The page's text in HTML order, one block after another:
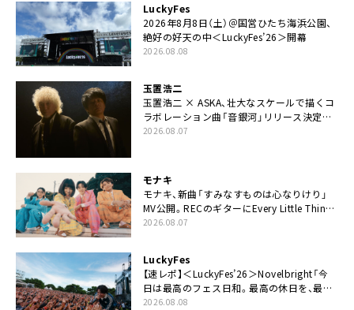
LuckyFes
2026年8月8日（土）＠国営ひたち海浜公園、
絶好の好天の中＜LuckyFes’26＞開幕
2026.08.08
玉置浩二
玉置浩二 × ASKA、壮大なスケールで描くコ
ラボレーション曲「音銀河」リリース決定。
カップリングには新曲「命の宿り」収録も
2026.08.07
モナキ
モナキ、新曲「すみなすものは心なりけり」
MV公開。RECのギターにEvery Little Thing・
伊藤一朗参加も
2026.08.07
LuckyFes
【速レポ】＜LuckyFes’26＞Novelbright「今
日は最高のフェス日和。最高の休日を、最高
の夏休みを作っていきたい」
2026.08.08